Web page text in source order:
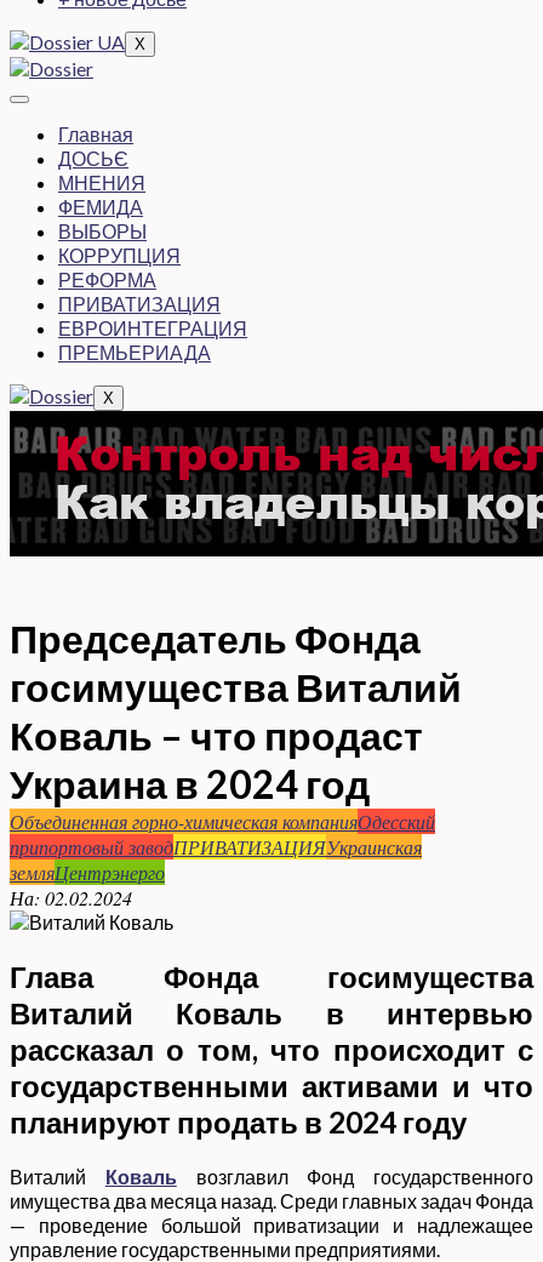
X
Главная
ДОСЬЄ
МНЕНИЯ
ФЕМИДА
ВЫБОРЫ
КОРРУПЦИЯ
РЕФОРМА
ПРИВАТИЗАЦИЯ
ЕВРОИНТЕГРАЦИЯ
ПРЕМЬЕРИАДА
X
Председатель Фонда
госимущества Виталий
Коваль – что продаст
Украина в 2024 год
Объединенная горно-химическая компанияОдесский
припортовый заводПРИВАТИЗАЦИЯУкраинская
земляЦентрэнерго
На: 02.02.2024
Глава Фонда госимущества
Виталий Коваль в интервью
рассказал о том, что происходит с
государственными активами и что
планируют продать в 2024 году
Виталий Ковальвозглавил Фонд государственного
имущества два месяца назад. Среди главных задач Фонда
— проведение большой приватизации и надлежащее
управление государственными предприятиями.